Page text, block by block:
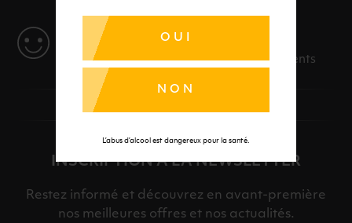
OUI
NON
L’abus d’alcool est dangereux pour la santé.
SERVICE
Des solutions adaptées à vos événements
INSCRIPTION À LA NEWSLETTER
Restez informé et découvrez en avant-première
nos meilleures offres et nos actualités.